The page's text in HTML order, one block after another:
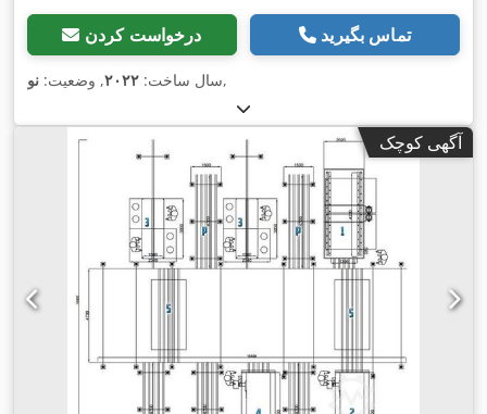
درخواست کردن تماس بگیرید
سال ساخت: ۲۰۲۲, وضعیت: نو ,
آگهی کوچک